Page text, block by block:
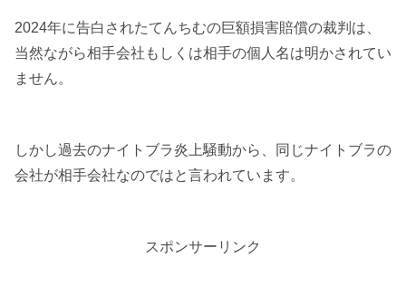
2024年に告白されたてんちむの巨額損害賠償の裁判は、
当然ながら相手会社もしくは相手の個人名は明かされてい
ません。
しかし過去のナイトブラ炎上騒動から、同じナイトブラの
会社が相手会社なのではと言われています。
スポンサーリンク